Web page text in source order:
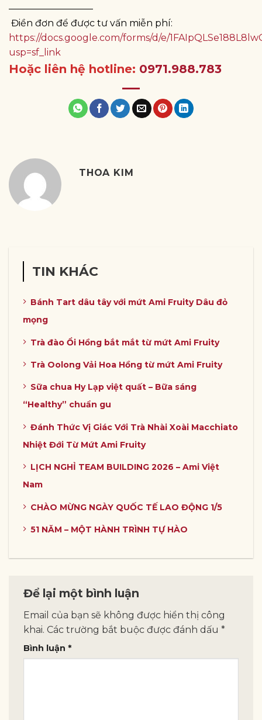
—————————
Điền đơn để được tư vấn miễn phí:
https://docs.google.com/forms/d/e/
usp=sf_link
Hoặc liên hệ hotline: 0971.988.783
THOA KIM
TIN KHÁC
Bánh Tart dâu tây với mứt Ami Fruity Dâu đỏ
mọng
Trà đào Ổi Hồng bắt mắt từ mứt Ami Fruity
Trà Oolong Vải Hoa Hồng từ mứt Ami Fruity
Sữa chua Hy Lạp việt quất – Bữa sáng
“Healthy” chuẩn gu
Đánh Thức Vị Giác Với Trà Nhài Xoài Macchiato
Nhiệt Đới Từ Mứt Ami Fruity
LỊCH NGHỈ TEAM BUILDING 2026 – Ami Việt
Nam
CHÀO MỪNG NGÀY QUỐC TẾ LAO ĐỘNG 1/5
51 NĂM – MỘT HÀNH TRÌNH TỰ HÀO
Để lại một bình luận
Email của bạn sẽ không được hiển thị công
khai. Các trường bắt buộc được đánh dấu *
Bình luận *